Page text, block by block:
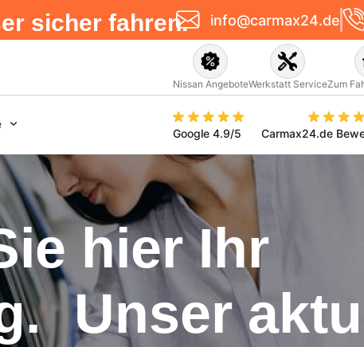
sicher fahren. info@carmax24.de
Nissan AngeboteWerkstatt ServiceZum
Google 4.9/5 Carmax24.de
hier Ihr
Unser